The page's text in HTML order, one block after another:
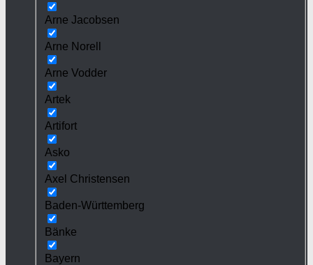
Arne Jacobsen
Arne Norell
Arne Vodder
Artek
Artifort
Asko
Axel Christensen
Baden-Württemberg
Bänke
Bayern